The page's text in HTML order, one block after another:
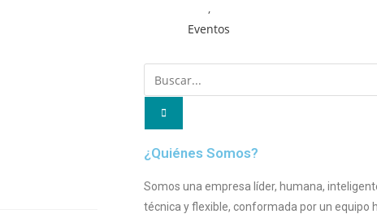
,
Eventos
¿Quiénes Somos?
Somos una empresa líder, humana,
técnica y flexible, conformada por un equipo